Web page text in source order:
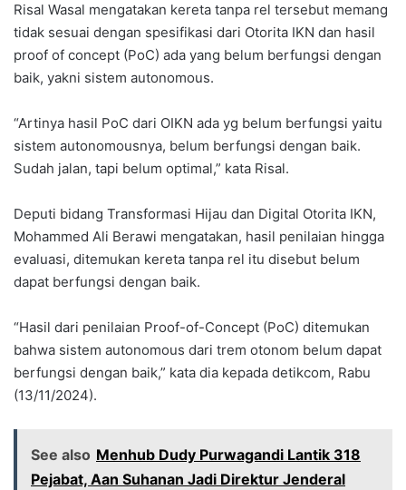
Risal Wasal mengatakan kereta tanpa rel tersebut memang
tidak sesuai dengan spesifikasi dari Otorita IKN dan hasil
proof of concept (PoC) ada yang belum berfungsi dengan
baik, yakni sistem autonomous.
“Artinya hasil PoC dari OIKN ada yg belum berfungsi yaitu
sistem autonomousnya, belum berfungsi dengan baik.
Sudah jalan, tapi belum optimal,” kata Risal.
Deputi bidang Transformasi Hijau dan Digital Otorita IKN,
Mohammed Ali Berawi mengatakan, hasil penilaian hingga
evaluasi, ditemukan kereta tanpa rel itu disebut belum
dapat berfungsi dengan baik.
“Hasil dari penilaian Proof-of-Concept (PoC) ditemukan
bahwa sistem autonomous dari trem otonom belum dapat
berfungsi dengan baik,” kata dia kepada detikcom, Rabu
(13/11/2024).
See also Menhub Dudy Purwagandi Lantik 318
Pejabat, Aan Suhanan Jadi Direktur Jenderal